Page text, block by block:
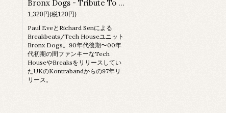
Bronx Dogs - Tribute To Jazzy Jay / '77
1,320円(税120円)
Paul EveとRichard Senによる
Breakbeats/Tech Houseユニット
Bronx Dogs。90年代後期〜00年
代初期の間ファンキーなTech
HouseやBreaksをリリースしてい
たUKのKontrabandからの97年リ
リース。